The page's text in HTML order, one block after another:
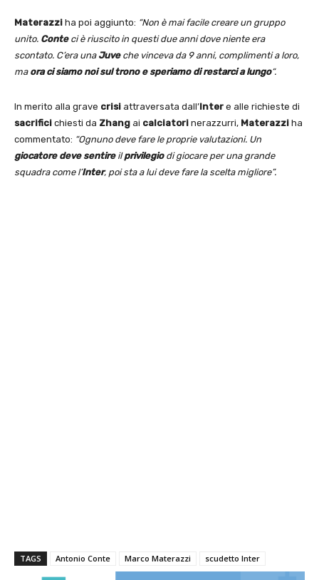
Materazzi ha poi aggiunto: “Non è mai facile creare un gruppo
unito. Conteci è riuscito in questi due anni dove niente era
scontato. C’era una Juveche vinceva da 9 anni, complimenti a loro,
ma ora ci siamo noi sul trono e speriamo di restarci a lungo“.
In merito alla grave crisi attraversata dall’Inter e alle richieste di
sacrifici chiesti da Zhang ai calciatori nerazzurri, Materazzi ha
commentato: “Ognuno deve fare le proprie valutazioni. Un
giocatore deve sentireilprivilegiodi giocare per una grande
squadra come l’Inter, poi sta a lui deve fare la scelta migliore”.
TAGS Antonio Conte Marco Materazzi scudetto Inter